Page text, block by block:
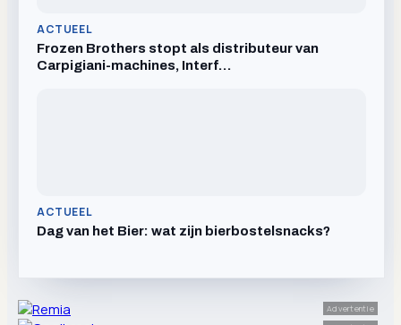
ACTUEEL
Frozen Brothers stopt als distributeur van
Carpigiani-machines, Interf…
ACTUEEL
Dag van het Bier: wat zijn bierbostelsnacks?
Advertentie